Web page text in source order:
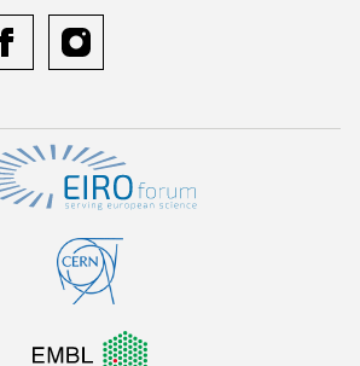
facebookinstagram